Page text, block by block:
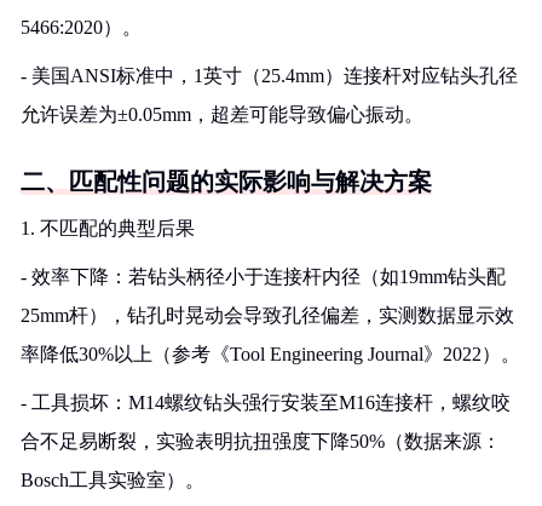
5466:2020）。
- 美国ANSI标准中，1英寸（25.4mm）连接杆对应钻头孔径
允许误差为±0.05mm，超差可能导致偏心振动。
二、匹配性问题的实际影响与解决方案
1. 不匹配的典型后果
- 效率下降：若钻头柄径小于连接杆内径（如19mm钻头配
25mm杆），钻孔时晃动会导致孔径偏差，实测数据显示效
率降低30%以上（参考《Tool Engineering Journal》2022）。
- 工具损坏：M14螺纹钻头强行安装至M16连接杆，螺纹咬
合不足易断裂，实验表明抗扭强度下降50%（数据来源：
Bosch工具实验室）。